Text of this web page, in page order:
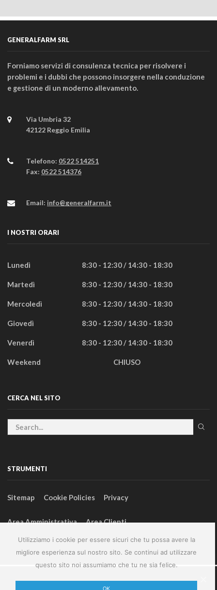
Utilizziamo i cookie per essere sicuri che tu possa avere la
migliore esperienza sul nostro sito. Se continui ad utilizzare
questo sito noi assumiamo che tu ne sia felice.
OK
GENERALFARM SRL
Forniamo servizi di consulenza tecnica per risolvere i
problemi e i dubbi che possono insorgere nella conduzione
e gestione di un moderno allevamento.
Via Umbria 32
42122 Reggio Emilia
Telefono: 0522 514251
Fax: 0522 514376
Email: info@generalfarm.it
I NOSTRI ORARI
Lunedì 8:30 - 12:30 / 14:30 - 18:30
Martedì 8:30 - 12:30 / 14:30 - 18:30
Mercoledì 8:30 - 12:30 / 14:30 - 18:30
Giovedì 8:30 - 12:30 / 14:30 - 18:30
Venerdì 8:30 - 12:30 / 14:30 - 18:30
Weekend CHIUSO
CERCA NEL SITO
STRUMENTI
Sitemap Cookie Policies Privacy
Area Amministrativa Area Clienti
2024 – GeneralFarm srl – P.IVA 00127580355